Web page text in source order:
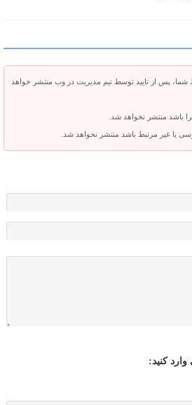
پس از تایید توسط تیم مدیریت در وب منتشر خواهد
باشد منتشر نخواهد شد.
یا غیر مرتبط باشد منتشر نخواهد شد.
کنید: